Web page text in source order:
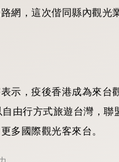
網，這次偕同縣內觀光
示，疫後香港成為來
由行方式旅遊台灣，
多國際觀光客來台。